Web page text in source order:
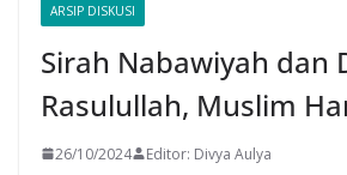
ARSIP DISKUSI
Sirah Nabawiyah dan
Rasulullah, Muslim
26/10/2024 Editor: Divya Aulya